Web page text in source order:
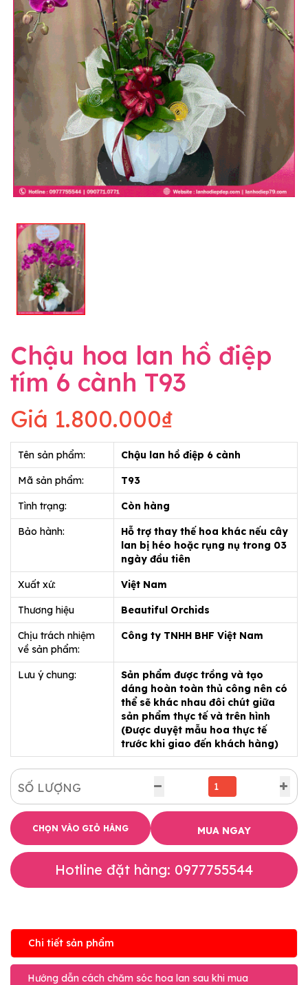
Chậu hoa lan hồ điệp
tím 6 cành T93
Giá 1.800.000₫
Tên sản phẩm: Chậu lan hồ điệp 6 cành
Mã sản phẩm: T93
Tình trạng: Còn hàng
Bảo hành:
Hỗ trợ thay thế hoa khác nếu cây
lan bị héo hoặc rụng nụ trong 03
ngày đầu tiên
Xuất xứ: Việt Nam
Thương hiệu Beautiful Orchids
Chịu trách nhiệm
về sản phẩm:
Công ty TNHH BHF Việt Nam
Lưu ý chung:
Sản phẩm được trồng và tạo
dáng hoàn toàn thủ công nên có
thể sẽ khác nhau đôi chút giữa
sản phẩm thực tế và trên hình
(Được duyệt mẫu hoa thực tế
trước khi giao đến khách hàng)
SỐ LƯỢNG
CHỌN VÀO GIỎ HÀNG MUA NGAY
Hotline đặt hàng: 0977755544
Chi tiết sản phẩm
Hướng dẫn cách chăm sóc hoa lan sau khi mua